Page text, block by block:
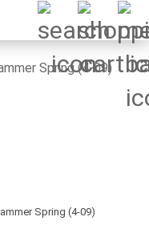
Spring (4-09)